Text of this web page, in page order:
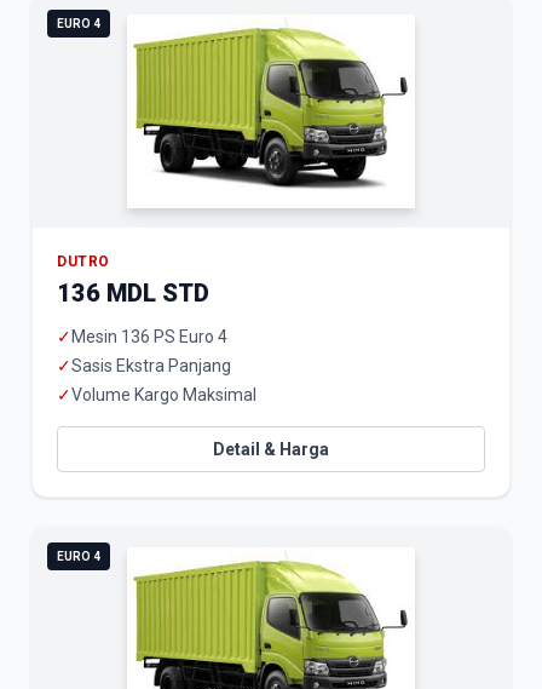
EURO 4
DUTRO
136 MDL STD
✓ Mesin 136 PS Euro 4
✓Sasis Ekstra Panjang
✓Volume Kargo Maksimal
Detail & Harga
EURO 4